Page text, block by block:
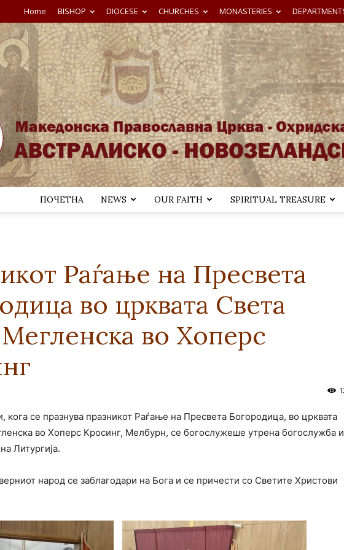
Home BISHOP DIOCESE CHURCHES MONASTERIES
новозеландска
ПОЧЕТНА NEWS OUR FAITH SPIRITUAL TREASURE
Раѓање на Пресвета
во црквата Света
во Хоперс
кога се празнува празникот Раѓање на Пресвета Богородица, во црквата
во Хоперс Кросинг, Мелбурн, се богослужеше утрена богослужба и
Литургија.
народ се заблагодари на Бога и се причести со Светите Христови